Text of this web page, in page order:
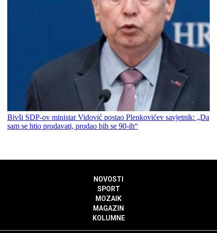
Bivši SDP-ov ministar Vidović postao Plenkovićev savjetnik: „Da
sam se htio prodavati, prodao bih se 90-ih“
NOVOSTI
SPORT
MOZAIK
MAGAZIN
KOLUMNE